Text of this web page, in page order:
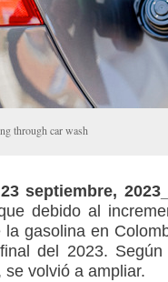
through car wash
septiembre,
debido al
la gasolina en
del 2023.
se volvió a ampliar.